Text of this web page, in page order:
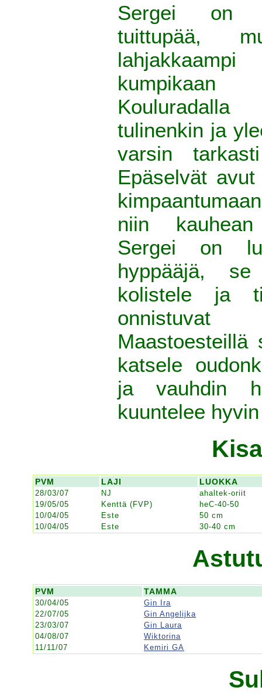
Sergei on
tuittupää,
kumpikaan
tulinenkin ja
varsin
Epäselvät
niin
Sergei on
hyppääjä,
kolistele ja
onnistuvat
katsele
ja vauhdin
kuuntelee
PVM LAJI LUOKKA
28/03/07 NJ
ahaltek-oriit
19/05/05
Kenttä (FVP)
heC-40-50
10/04/05
Este
50 cm
10/04/05
Este 30-40 cm
PVM TAMMA
30/04/05
Gin Ira
22/07/05
Gin Angelijka
23/03/07
Gin Laura
04/08/07
Wiktorina
11/11/07
Kemiri GA